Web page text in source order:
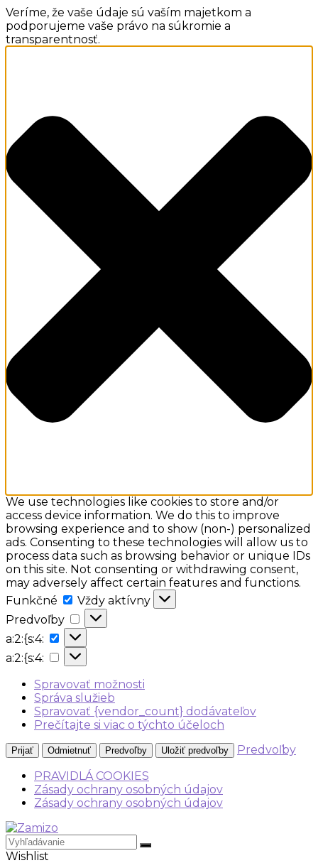
Veríme, že vaše údaje sú vaším majetkom a
podporujeme vaše právo na súkromie a
transparentnosť.
We use technologies like cookies to store and/or
access device information. We do this to improve
browsing experience and to show (non-) personalized
ads. Consenting to these technologies will allow us to
process data such as browsing behavior or unique IDs
on this site. Not consenting or withdrawing consent,
may adversely affect certain features and functions.
Funkčné
Funkčné
Vždy aktívny
Predvoľby
Predvoľby
a:2:{s:4:
a:2:
{s:4:
a:2:{s:4:
a:2:
{s:4:
Spravovať možnosti
Správa služieb
Spravovať {vendor_count} dodávateľov
Prečítajte si viac o týchto účeloch
Prijať Odmietnuť Predvoľby Uložiť predvoľby
Predvoľby
PRAVIDLÁ COOKIES
Zásady ochrany osobných údajov
Zásady ochrany osobných údajov
Wishlist